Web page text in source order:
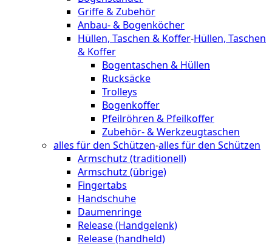
Griffe & Zubehör
Anbau- & Bogenköcher
Hüllen, Taschen & Koffer-Hüllen, Taschen
& Koffer
Bogentaschen & Hüllen
Rucksäcke
Trolleys
Bogenkoffer
Pfeilröhren & Pfeilkoffer
Zubehör- & Werkzeugtaschen
alles für den Schützen-alles für den Schützen
Armschutz (traditionell)
Armschutz (übrige)
Fingertabs
Handschuhe
Daumenringe
Release (Handgelenk)
Release (handheld)